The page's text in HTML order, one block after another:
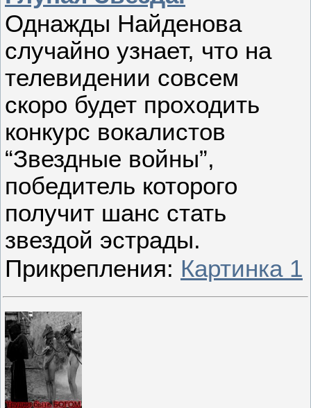
Однажды Найденова
случайно узнает, что на
телевидении совсем
скоро будет проходить
конкурс вокалистов
“Звездные войны”,
победитель которого
получит шанс стать
звездой эстрады.
Прикрепления: Картинка 1